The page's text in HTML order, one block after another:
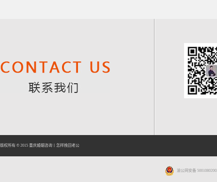
版权所有 © 2015 重庆婚姻咨询 怎样挽回老公
渝公网安备